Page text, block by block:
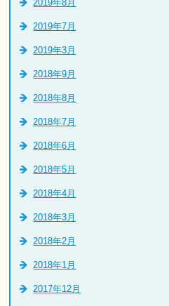
2019年8月
2019年7月
2019年3月
2018年9月
2018年8月
2018年7月
2018年6月
2018年5月
2018年4月
2018年3月
2018年2月
2018年1月
2017年12月